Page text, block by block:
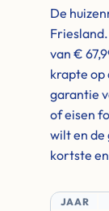
De
van €
krapte op
garantie
of eisen
wilt en de
kortste
JAAR